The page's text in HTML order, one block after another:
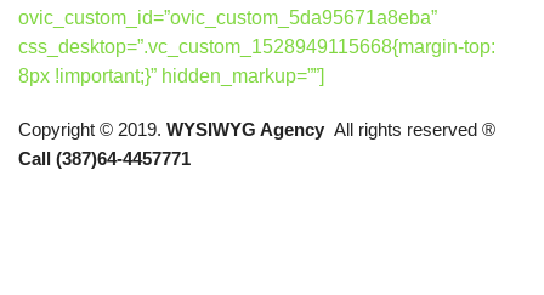
ovic_custom_id=”ovic_custom_5da95671a8eba”
css_desktop=”.vc_custom_1528949115668{margin-top:
8px !important;}” hidden_markup=””]
Copyright © 2019. WYSIWYG Agency All rights reserved ®
Call (387)64-4457771